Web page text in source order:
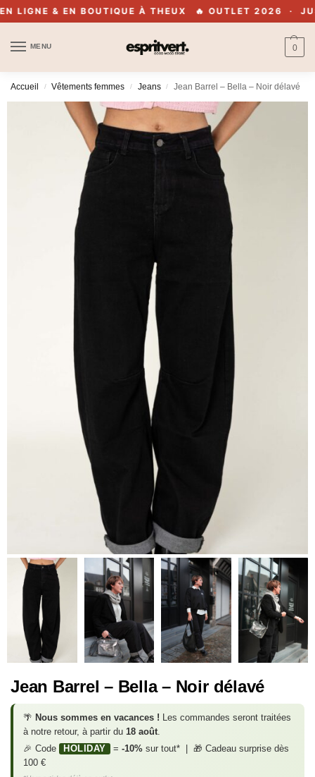
& EN BOUTIQUE À THEUX 🔥 OUTLET 2026 ·
MENU 0
Accueil / Vêtements femmes / Jeans / Jean Barrel – Bella – Noir délavé
Jean Barrel – Bella – Noir délavé
🌴 Nous sommes en vacances ! Les commandes seront traitées
à notre retour, à partir du 18 août.
🎉 Code
HOLIDAY = -10%sur tout* | 🎁 Cadeau surprise dès
100 €